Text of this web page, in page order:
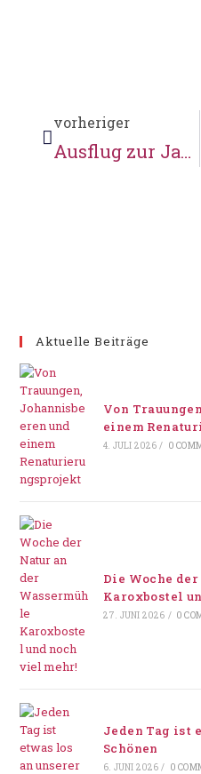
vorheriger
Ausflug zur Jahrestagung der Mühlenvereinigung Niedersachsen-Bremen
Aktuelle Beiträge
Von
einem
4. JULI 2026 / 0
Die Woche
Karoxbostel
27. JUNI 2026 / 0
Jeden Tag ist
Schönen
6. JUNI 2026 / 0